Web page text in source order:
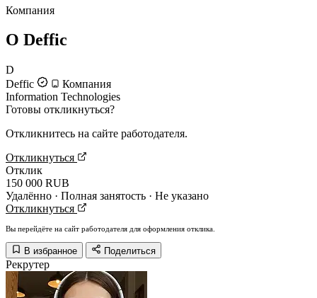
Компания
О Deffic
D
Deffic
Компания
Information Technologies
Готовы откликнуться?
Откликнитесь на сайте работодателя.
Откликнуться
Отклик
150 000 RUB
Удалённо · Полная занятость · Не указано
Откликнуться
Вы перейдёте на сайт работодателя для оформления отклика.
В избранное Поделиться
Рекрутер